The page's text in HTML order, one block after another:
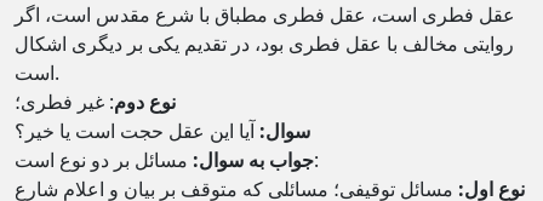
عقل فطری است، عقل فطری مطباق با شرع مقدس است، اگر
روایتی مخالف با عقل فطری بود، در تقدیم یکی بر دیگری اشکال
است.
نوع دوم: غیر فطری؛
سوال: آیا این عقل حجت است یا خیر؟
جواب به سوال:مسائل بر دو نوع است:
نوع اول: مسائل توقیفی؛ مسائلی که متوقف بر بیان و اعلام شارع